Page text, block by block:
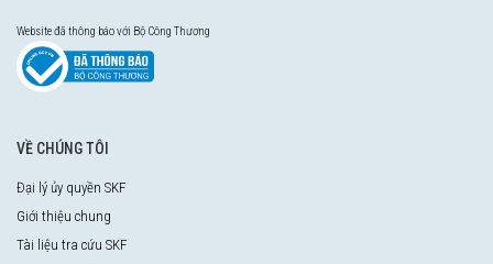
Website đã thông báo với Bộ Công Thương
VỀ CHÚNG TÔI
Đại lý ủy quyền SKF
Giới thiệu chung
Tài liệu tra cứu SKF